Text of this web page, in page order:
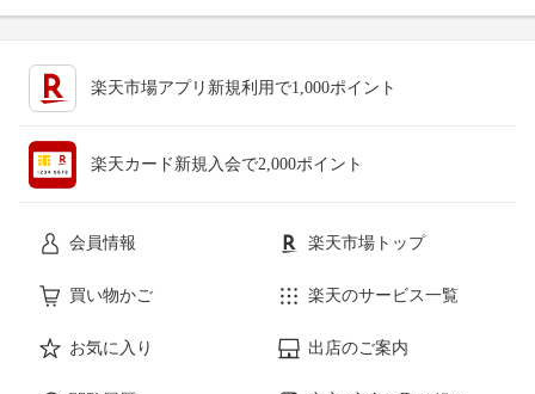
楽天市場アプリ新規利用で1,000ポイント
楽天カード新規入会で2,000ポイント
会員情報 楽天市場トップ
買い物かご 楽天のサービス一覧
お気に入り 出店のご案内